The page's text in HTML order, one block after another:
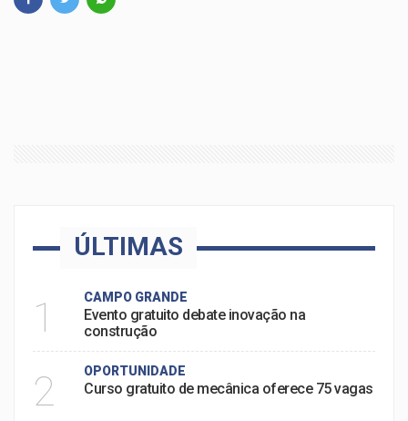
ÚLTIMAS
1 CAMPO GRANDE
Evento gratuito debate inovação na
construção
2 OPORTUNIDADE
Curso gratuito de mecânica oferece 75 vagas